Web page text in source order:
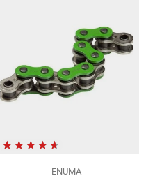
ENUMA